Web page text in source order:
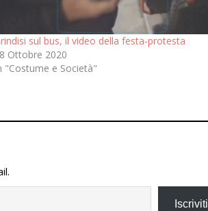
sul bus, il video della festa-protesta
Ottobre 2020
"Costume e Società"
Iscriviti